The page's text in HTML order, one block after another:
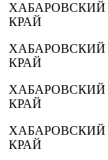
ХАБАРОВСКИЙ
КРАЙ
ХАБАРОВСКИЙ
КРАЙ
ХАБАРОВСКИЙ
КРАЙ
ХАБАРОВСКИЙ
КРАЙ